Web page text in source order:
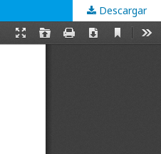
Descargar